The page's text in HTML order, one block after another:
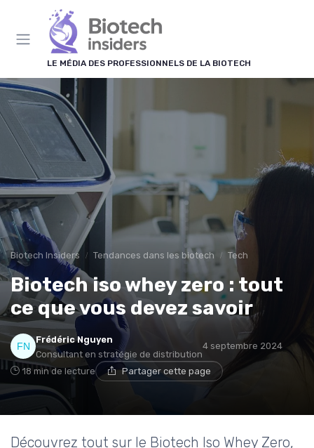
LE MÉDIA DES PROFESSIONNELS DE LA BIOTECH
Biotech Insiders Tendances dans les biotech Tech
Biotech iso whey zero : tout
ce que vous devez savoir
Frédéric Nguyen
Consultant en stratégie de distribution
4 septembre 2024
18 min de lecture Partager cette page
Découvrez tout sur le Biotech Iso Whey Zero,
Panneau de gestion des cookies